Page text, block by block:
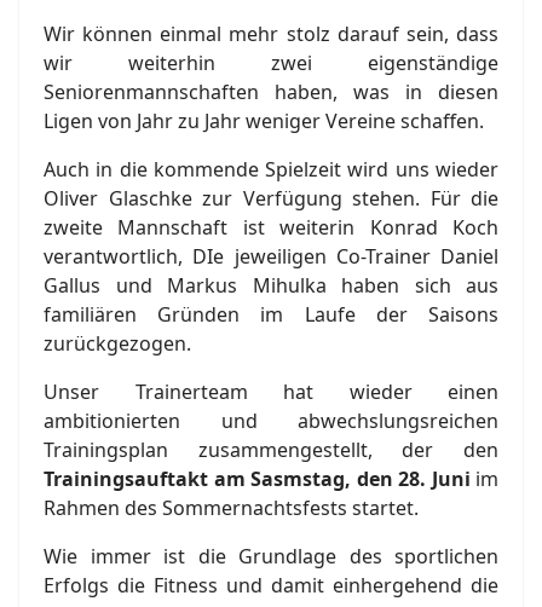
Wir können einmal mehr stolz darauf sein, dass
wir weiterhin zwei eigenständige
Seniorenmannschaften haben, was in diesen
Ligen von Jahr zu Jahr weniger Vereine schaffen.
Auch in die kommende Spielzeit wird uns wieder
Oliver Glaschke zur Verfügung stehen. Für die
zweite Mannschaft ist weiterin Konrad Koch
verantwortlich, DIe jeweiligen Co-Trainer Daniel
Gallus und Markus Mihulka haben sich aus
familiären Gründen im Laufe der Saisons
zurückgezogen.
Unser Trainerteam hat wieder einen
ambitionierten und abwechslungsreichen
Trainingsplan zusammengestellt, der den
Trainingsauftakt am Sasmstag, den 28. Juni im
Rahmen des Sommernachtsfests startet.
Wie immer ist die Grundlage des sportlichen
Erfolgs die Fitness und damit einhergehend die